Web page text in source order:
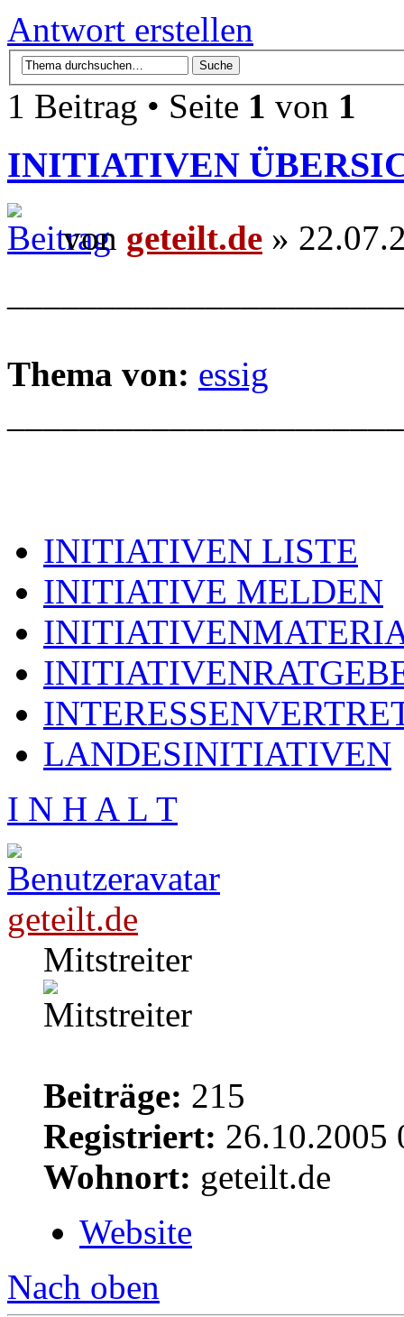
Antwort erstellen
1 Beitrag • Seite 1 von 1
INITIATIVEN
von geteilt.de »
Thema von: essig
INITIATIVEN LISTE
INITIATIVE MELDEN
LANDESINITIATIVEN
I N H A L T
geteilt.de
Mitstreiter
Beiträge: 215
Registriert: 26.10.2005
Wohnort: geteilt.de
Website
Nach oben